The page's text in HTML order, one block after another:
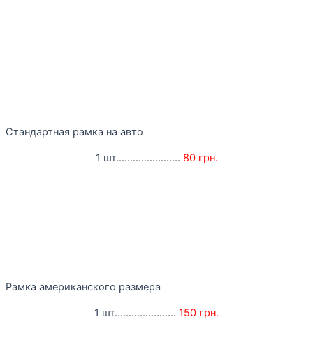
Стандартная рамка на авто
1 шт....................... 80 грн.
Рамка американского размера
1 шт...................... 150 грн.